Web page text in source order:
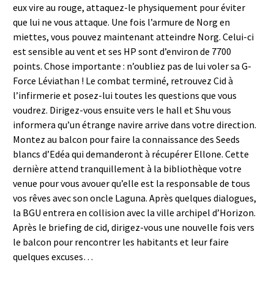
eux vire au rouge, attaquez-le physiquement pour éviter
que lui ne vous attaque. Une fois l’armure de Norg en
miettes, vous pouvez maintenant atteindre Norg. Celui-ci
est sensible au vent et ses HP sont d’environ de 7700
points. Chose importante : n’oubliez pas de lui voler sa G-
Force Léviathan ! Le combat terminé, retrouvez Cid à
l’infirmerie et posez-lui toutes les questions que vous
voudrez. Dirigez-vous ensuite vers le hall et Shu vous
informera qu’un étrange navire arrive dans votre direction.
Montez au balcon pour faire la connaissance des Seeds
blancs d’Edéa qui demanderont à récupérer Ellone. Cette
dernière attend tranquillement à la bibliothèque votre
venue pour vous avouer qu’elle est la responsable de tous
vos rêves avec son oncle Laguna. Après quelques dialogues,
la BGU entrera en collision avec la ville archipel d’Horizon.
Après le briefing de cid, dirigez-vous une nouvelle fois vers
le balcon pour rencontrer les habitants et leur faire
quelques excuses…